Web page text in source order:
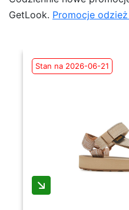
GetLook. Promocje
Stan na 2026-06-21